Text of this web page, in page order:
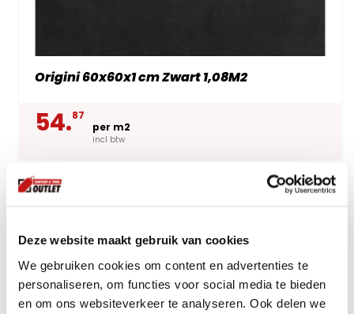
Deze website maakt gebruik van cookies
We gebruiken cookies om content en advertenties te
personaliseren, om functies voor social media te bieden
en om ons websiteverkeer te analyseren. Ook delen we
Origini 60x60x1 cm Zwart 1,08M2
54.87
per m2
incl btw